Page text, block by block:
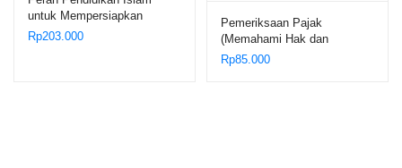
untuk Mempersiapkan
Generasi Emas Islam yang
Rp203.000
Pemeriksaan Pajak
(Memahami Hak dan
Kewajiban dalam Pengujian
Rp85.000